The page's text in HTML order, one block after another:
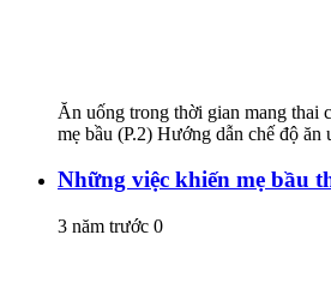
Ăn uống trong thời gian mang thai
mẹ bầu (P.2) Hướng dẫn chế độ
Những việc khiến mẹ bầu
3 năm trước 0